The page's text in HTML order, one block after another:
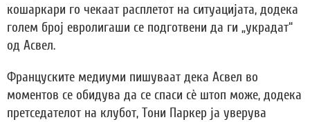
кошаркари го чекаат расплетот на ситуацијата, додека
голем број евролигаши се подготвени да ги „украдат“
од Асвел.
Француските медиуми пишуваат дека Асвел во
моментов се обидува да се спаси сè штоп може, додека
претседателот на клубот, Тони Паркер ја уверува